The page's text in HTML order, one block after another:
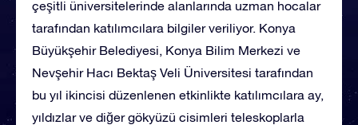
çeşitli üniversitelerinde alanlarında uzman hocalar
tarafından katılımcılara bilgiler veriliyor. Konya
Büyükşehir Belediyesi, Konya Bilim Merkezi ve
Nevşehir Hacı Bektaş Veli Üniversitesi tarafından
bu yıl ikincisi düzenlenen etkinlikte katılımcılara ay,
yıldızlar ve diğer gökyüzü cisimleri teleskoplarla